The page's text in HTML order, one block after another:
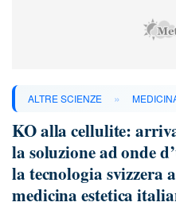
ALTRE SCIENZE »
KO alla cellulite:
la soluzione ad onde
la tecnologia svizzera
medicina estetica